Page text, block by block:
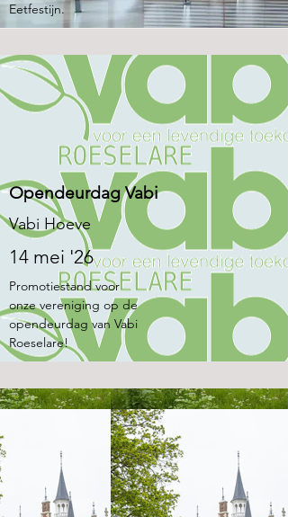
Eetfestijn.
Opendeurdag Vabi
Vabi Hoeve
14 mei '26
Promotiestand voor
onze vereniging op de
opendeurdag van Vabi
Roeselare!